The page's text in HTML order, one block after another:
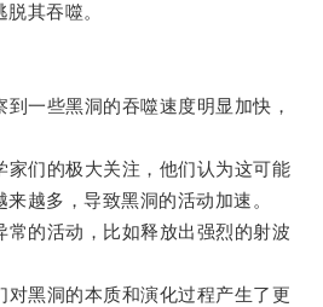
其吞噬。
一些黑洞的吞噬速度明显加快，
们的极大关注，他们认为这可能
越多，导致黑洞的活动加速。
的活动，比如释放出强烈的射波
黑洞的本质和演化过程产生了更